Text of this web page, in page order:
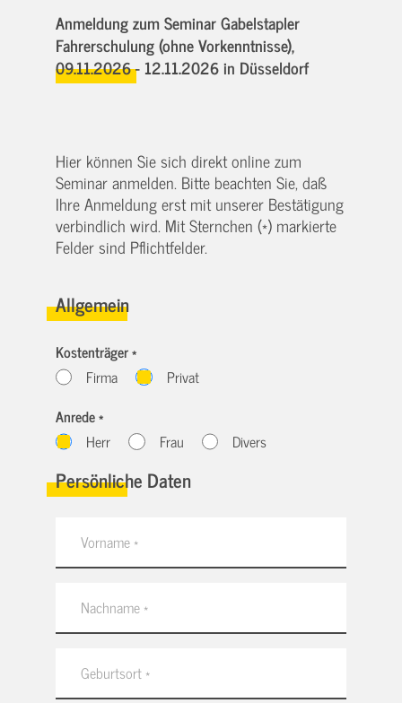
Anmeldung zum Seminar Gabelstapler
Fahrerschulung (ohne Vorkenntnisse),
09.11.2026 - 12.11.2026in Düsseldorf
Hier können Sie sich direkt online zum
Seminar anmelden. Bitte beachten Sie, daß
Ihre Anmeldung erst mit unserer Bestätigung
verbindlich wird. Mit Sternchen (*) markierte
Felder sind Pflichtfelder.
Allgemein
Kostenträger *
Firma
Privat
Anrede *
Herr
Frau Divers
Persönliche Daten